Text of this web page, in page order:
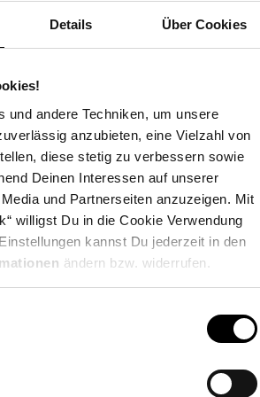
Details Über Cookies
und andere Techniken, um unsere
anzubieten, eine Vielzahl von
diese stetig zu verbessern sowie
Deinen Interessen auf unserer
und Partnerseiten anzuzeigen. Mit
willigst Du in die Cookie Verwendung
kannst Du jederzeit in den
ändern bzw. widerrufen.
Elektroinstallation (der Anschluss
Elektrofachmann
Sauna-Zubehör